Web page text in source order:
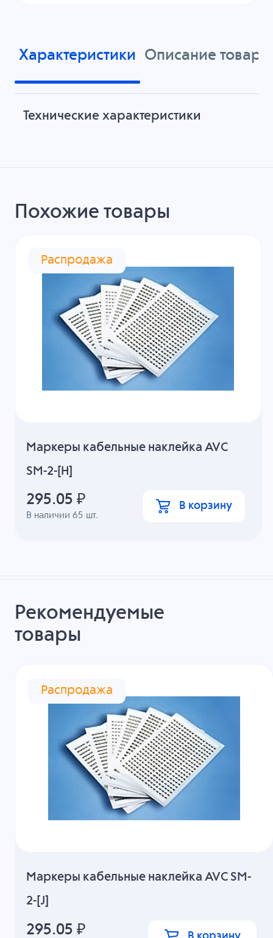
Характеристики Описание товара
Технические характеристики
Похожие товары
Распродажа
Маркеры кабельные наклейка AVC
SM-2-[H]
В наличии65 шт.
295.05 ₽ В корзину
Рекомендуемые
товары
Распродажа
Маркеры кабельные наклейка AVC SM-
2-[J]
295.05 ₽